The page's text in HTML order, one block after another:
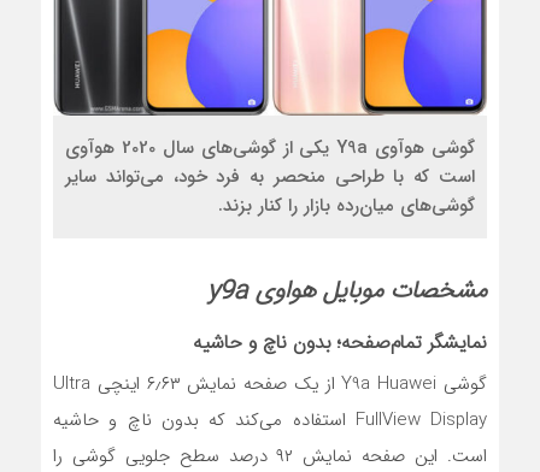
گوشی هوآوی Y9a یکی از گوشی‌های سال 2020 هوآوی
است که با طراحی منحصر به فرد خود، می‌تواند سایر
گوشی‌های میان‌رده بازار را کنار بزند.
مشخصات موبایل هواوی y9a
نمایشگر تمام‌صفحه؛ بدون ناچ و حاشیه
گوشی Y9a Huawei از یک صفحه نمایش ۶٫۶۳ اینچی Ultra
FullView Display استفاده می‌کند که بدون ناچ و حاشیه
است. این صفحه نمایش ۹۲ درصد سطح جلویی گوشی را